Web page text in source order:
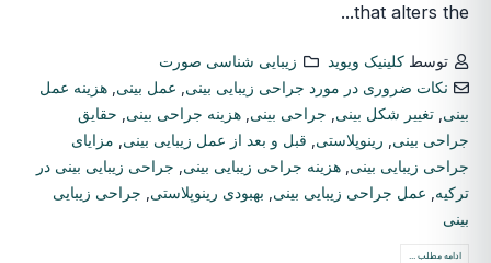
that alters the...
توسطکلینیک ویوید
زیبایی شناسی صورت
نکات ضروری در مورد جراحی زیبایی بینی
عمل بینی ,هزینه عمل
بینی تغییر شکل بینی جراحی بینی هزینه جراحی بینی
حقایق
جراحی بینی
رینوپلاستی قبل و بعد از عمل زیبایی بینی
مزایای
جراحی زیبایی بینی هزینه جراحی زیبایی بینی
جراحی زیبایی بینی در
ترکیه
عمل جراحی زیبایی بینی بهبودی رینوپلاستی
جراحی زیبایی
بینی
ادامه مطلب ...